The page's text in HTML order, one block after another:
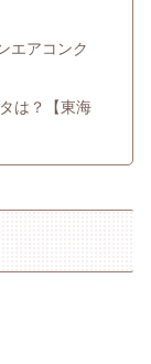
エアコンク
は？【東海